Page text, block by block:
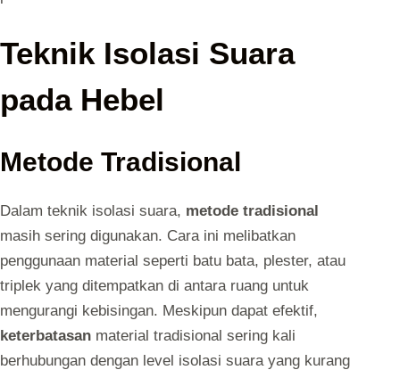
Teknik Isolasi Suara
pada Hebel
Metode Tradisional
Dalam teknik isolasi suara, metode tradisional
masih sering digunakan. Cara ini melibatkan
penggunaan material seperti batu bata, plester, atau
triplek yang ditempatkan di antara ruang untuk
mengurangi kebisingan. Meskipun dapat efektif,
keterbatasan material tradisional sering kali
berhubungan dengan level isolasi suara yang kurang